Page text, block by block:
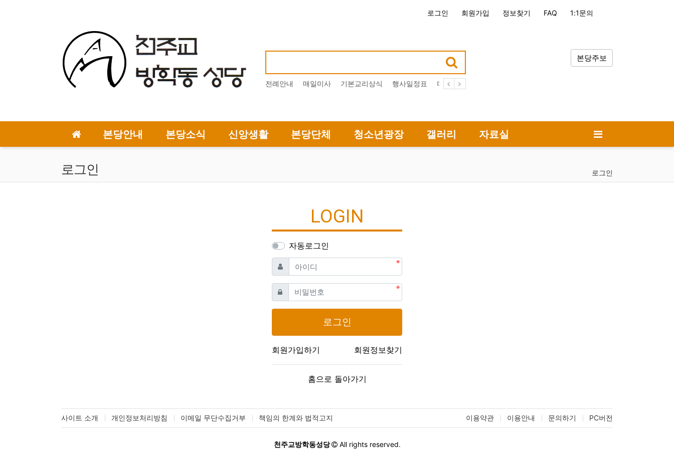
로그인 회원가입 정보찾기 FAQ 1:1문의
전례안내 매일미사 기본교리상식 행사일정표 미사전례
본당주보
본당안내 본당소식 신앙생활 본당단체 청소년광장 갤러리 자료실
로그인 로그인
LOGIN
자동로그인
아이디 필수
비밀번호필수
로그인
회원가입하기 회원정보찾기
홈으로 돌아가기
사이트 소개 개인정보처리방침 이메일 무단수집거부 책임의 한계와 법적고지 이용약관 이용안내 문의하기 PC버전
천주교방학동성당 All rights reserved.